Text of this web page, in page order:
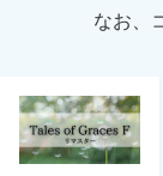
なお、